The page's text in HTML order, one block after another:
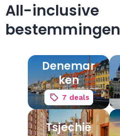
All-inclusive
bestemmingen
7 deals
Denemar
ken
Tsjechië